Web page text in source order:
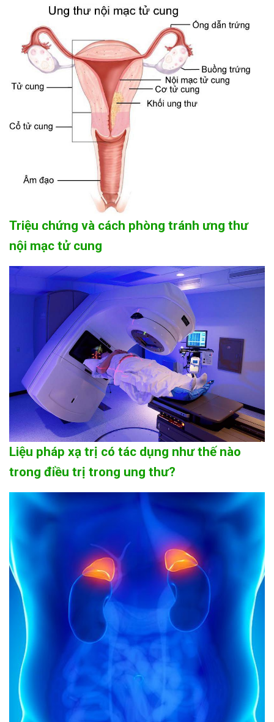
Triệu chứng và cách phòng tránh ưng thư
nội mạc tử cung
Liệu pháp xạ trị có tác dụng như thế nào
trong điều trị trong ung thư?